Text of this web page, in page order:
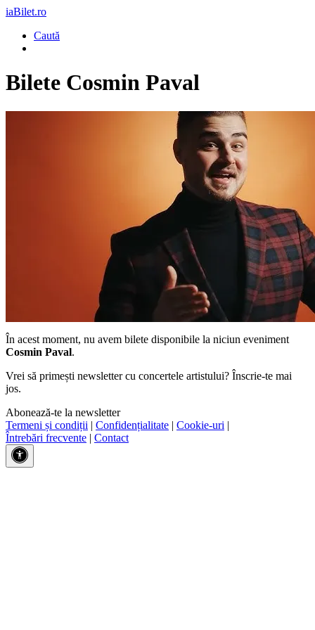
iaBilet.ro
Caută
Bilete Cosmin Paval
În acest moment, nu avem bilete disponibile la niciun eveniment
Cosmin Paval.
Vrei să primești newsletter cu concertele artistului? Înscrie-te mai
jos.
Abonează-te la newsletter
Termeni și condiții | Confidențialitate | Cookie-uri |
Întrebări frecvente | Contact